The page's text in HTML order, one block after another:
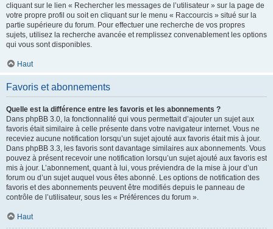
cliquant sur le lien « Rechercher les messages de l’utilisateur » sur la page de
votre propre profil ou soit en cliquant sur le menu « Raccourcis » situé sur la
partie supérieure du forum. Pour effectuer une recherche de vos propres
sujets, utilisez la recherche avancée et remplissez convenablement les options
qui vous sont disponibles.
Haut
Favoris et abonnements
Quelle est la différence entre les favoris et les abonnements ?
Dans phpBB 3.0, la fonctionnalité qui vous permettait d’ajouter un sujet aux
favoris était similaire à celle présente dans votre navigateur internet. Vous ne
receviez aucune notification lorsqu’un sujet ajouté aux favoris était mis à jour.
Dans phpBB 3.3, les favoris sont davantage similaires aux abonnements. Vous
pouvez à présent recevoir une notification lorsqu’un sujet ajouté aux favoris est
mis à jour. L’abonnement, quant à lui, vous préviendra de la mise à jour d’un
forum ou d’un sujet auquel vous êtes abonné. Les options de notification des
favoris et des abonnements peuvent être modifiés depuis le panneau de
contrôle de l’utilisateur, sous les « Préférences du forum ».
Haut